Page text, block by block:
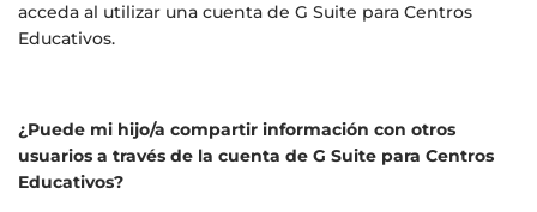
acceda al utilizar una cuenta de G Suite para Centros
Educativos.
¿Puede mi hijo/a compartir información con otros
usuarios a través de la cuenta de G Suite para Centros
Educativos?